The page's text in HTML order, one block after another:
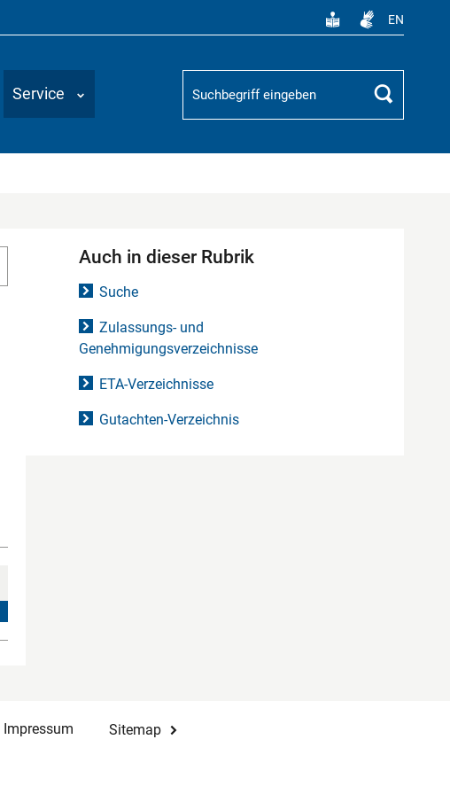
EN
Service
Suchbegriff
Suchen
Auch in dieser Rubrik
Suche
Zulassungs- und
Genehmigungsverzeichnisse
ETA-Verzeichnisse
Gutachten-Verzeichnis
Impressum Sitemap